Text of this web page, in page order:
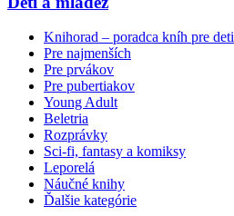
Knihorad – poradca kníh pre deti
Pre najmenších
Pre prvákov
Pre pubertiakov
Young Adult
Beletria
Rozprávky
Sci-fi, fantasy a komiksy
Leporelá
Náučné knihy
Ďalšie kategórie